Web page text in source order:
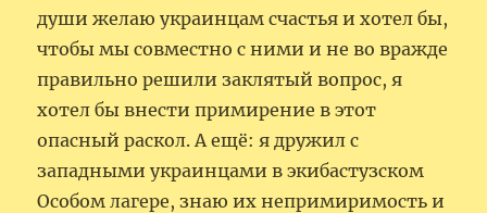
души желаю украинцам счастья и хотел бы,
чтобы мы совместно с ними и не во вражде
правильно решили заклятый вопрос, я
хотел бы внести примирение в этот
опасный раскол. А ещё: я дружил с
западными украинцами в экибастузском
Особом лагере, знаю их непримиримость и